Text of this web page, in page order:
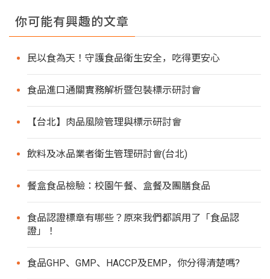
你可能有興趣的文章
民以食為天！守護食品衛生安全，吃得更安心
食品進口通關實務解析暨包裝標示研討會
【台北】肉品風險管理與標示研討會
飲料及冰品業者衛生管理研討會(台北)
餐盒食品檢驗：校園午餐、盒餐及團膳食品
食品認證標章有哪些？原來我們都誤用了「食品認
證」！
食品GHP、GMP、HACCP及EMP，你分得清楚嗎?